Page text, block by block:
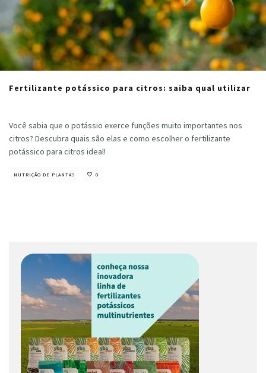
Fertilizante potássico para citros: saiba qual utilizar
Você sabia que o potássio exerce funções muito importantes nos
citros? Descubra quais são elas e como escolher o fertilizante
potássico para citros ideal!
NUTRIÇÃO DE PLANTAS 0